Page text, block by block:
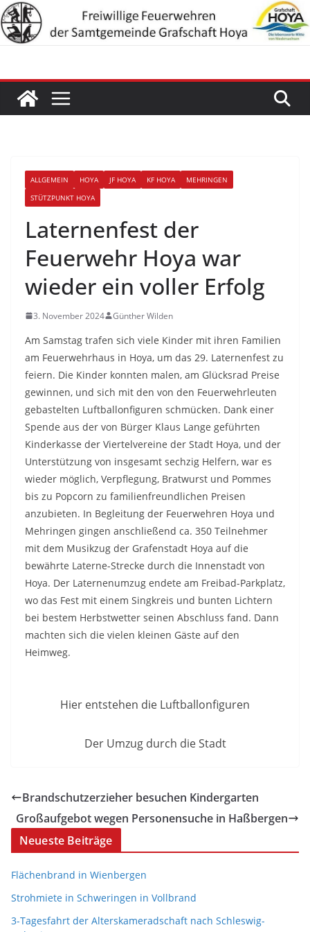
Zum
Inhalt
springen
ALLGEMEIN HOYA JF HOYA KF HOYA
MEHRINGEN
STÜTZPUNKT HOYA
Laternenfest der
Feuerwehr Hoya war
wieder ein voller Erfolg
3. November 2024 Günther Wilden
Am Samstag trafen sich viele Kinder mit ihren Familien
am Feuerwehrhaus in Hoya, um das 29. Laternenfest zu
feiern. Die Kinder konnten malen, am Glücksrad Preise
gewinnen, und sich mit den von den Feuerwehrleuten
gebastelten Luftballonfiguren schmücken. Dank einer
Spende aus der von Bürger Klaus Lange geführten
Kinderkasse der Viertelvereine der Stadt Hoya, und der
Unterstützung von insgesamt sechzig Helfern, war es
wieder möglich, Verpflegung, Bratwurst und Pommes
bis zu Popcorn zu familienfreundlichen Preisen
anzubieten. In Begleitung der Feuerwehren Hoya und
Mehringen gingen anschließend ca. 350 Teilnehmer
mit dem Musikzug der Grafenstadt Hoya auf die
bewährte Laterne-Strecke durch die Innenstadt von
Hoya. Der Laternenumzug endete am Freibad-Parkplatz,
wo das Fest mit einem Singkreis und bunten Lichtern
bei bestem Herbstwetter seinen Abschluss fand. Dann
machten sich die vielen kleinen Gäste auf den
Heimweg.
Hier entstehen die Luftballonfiguren
Der Umzug durch die Stadt
Brandschutzerzieher besuchen Kindergarten
Großaufgebot wegen Personensuche in Haßbergen
Neueste Beiträge
Flächenbrand in Wienbergen
Strohmiete in Schweringen in Vollbrand
3-Tagesfahrt der Alterskameradschaft nach Schleswig-